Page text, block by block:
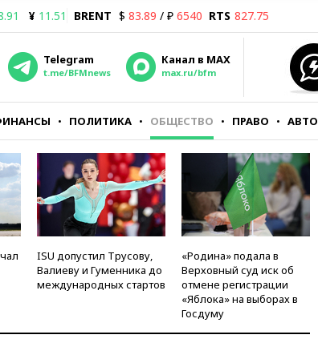
¥ 11.51 BRENT $ 83.89 / ₽ 6540 RTS 827.75
Telegram
t.me/BFMnews
Канал в MAX
max.ru/bfm
ПОЛИТИКА ОБЩЕСТВО ПРАВО АВТО
ISU допустил Трусову,
Валиеву и Гуменника до
международных стартов
«Родина» подала в
Верховный суд иск об
отмене регистрации
«Яблока» на выборах в
Госдуму